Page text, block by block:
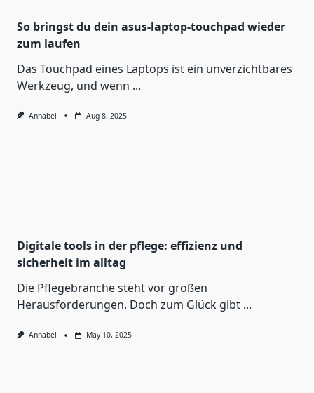
So bringst du dein asus-laptop-touchpad wieder
zum laufen
Das Touchpad eines Laptops ist ein unverzichtbares
Werkzeug, und wenn ...
Annabel Aug 8, 2025
Digitale tools in der pflege: effizienz und
sicherheit im alltag
Die Pflegebranche steht vor großen
Herausforderungen. Doch zum Glück gibt ...
Annabel May 10, 2025